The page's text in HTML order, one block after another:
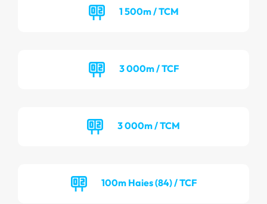
1 500m / TCM
3 000m / TCF
3 000m / TCM
100m Haies (84) / TCF